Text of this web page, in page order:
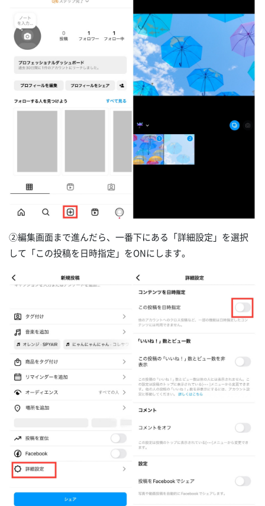
②編集画面まで進んだら、一番下にある「詳細設定」を選択
して「この投稿を日時指定」をONにします。